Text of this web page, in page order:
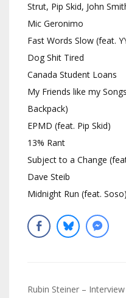
Strut, Pip Skid, John
Mic Geronimo
Fast Words Slow (feat.
Dog Shit Tired
Canada Student Loans
My Friends like my
Backpack)
EPMD (feat. Pip Skid)
13% Rant
Subject to a Change
Dave Steib
Midnight Run (feat. Soso)
Navigation
Rubin Steiner – Interview